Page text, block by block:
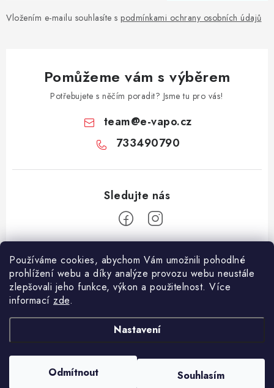
Používáme cookies, abychom Vám umožnili pohodlné
prohlížení webu a díky analýze provozu webu neustále
zlepšovali jeho funkce, výkon a použitelnost. Více
informací zde.
Nastavení
Odmítnout Souhlasím
Vložením e-mailu souhlasíte s podmínkami ochrany osobních údajů
Pomůžeme vám s výběrem
Potřebujete s něčím poradit? Jsme tu pro vás!
team@e-vapo.cz
733490790
Facebook
Jak reklamovat či vrátit zboží
cookies